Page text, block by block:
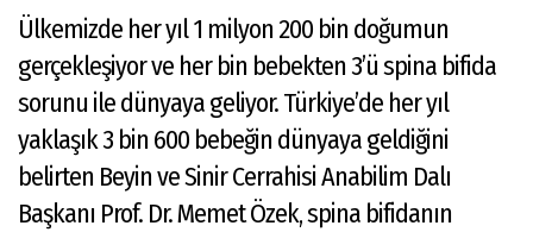
Ülkemizde her yıl 1 milyon 200 bin doğumun
gerçekleşiyor ve her bin bebekten 3’ü spina bifida
sorunu ile dünyaya geliyor. Türkiye’de her yıl
yaklaşık 3 bin 600 bebeğin dünyaya geldiğini
belirten Beyin ve Sinir Cerrahisi Anabilim Dalı
Başkanı Prof. Dr. Memet Özek, spina bifidanın